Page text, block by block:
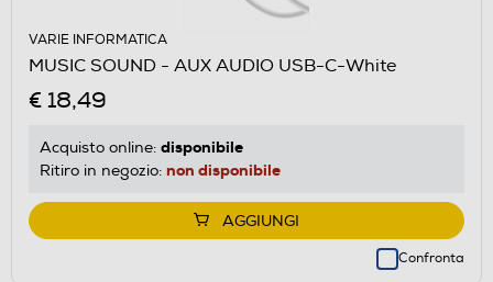
VARIE INFORMATICA
MUSIC SOUND - AUX AUDIO USB-C-White
€ 18,49
Acquisto online: disponibile
Ritiro in negozio: non disponibile
AGGIUNGI
Confronta